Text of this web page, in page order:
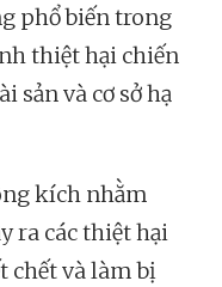
phổ biến trong
thiệt hại chiến
sản và cơ sở hạ
kích nhằm
ra các thiệt hại
chết và làm bị